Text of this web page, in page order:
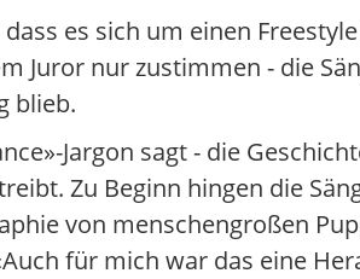
es sich um einen
Juror nur zustimmen - die
blieb.
Jargon sagt - die
Zu Beginn hingen die
von menschengroßen
für mich war das eine